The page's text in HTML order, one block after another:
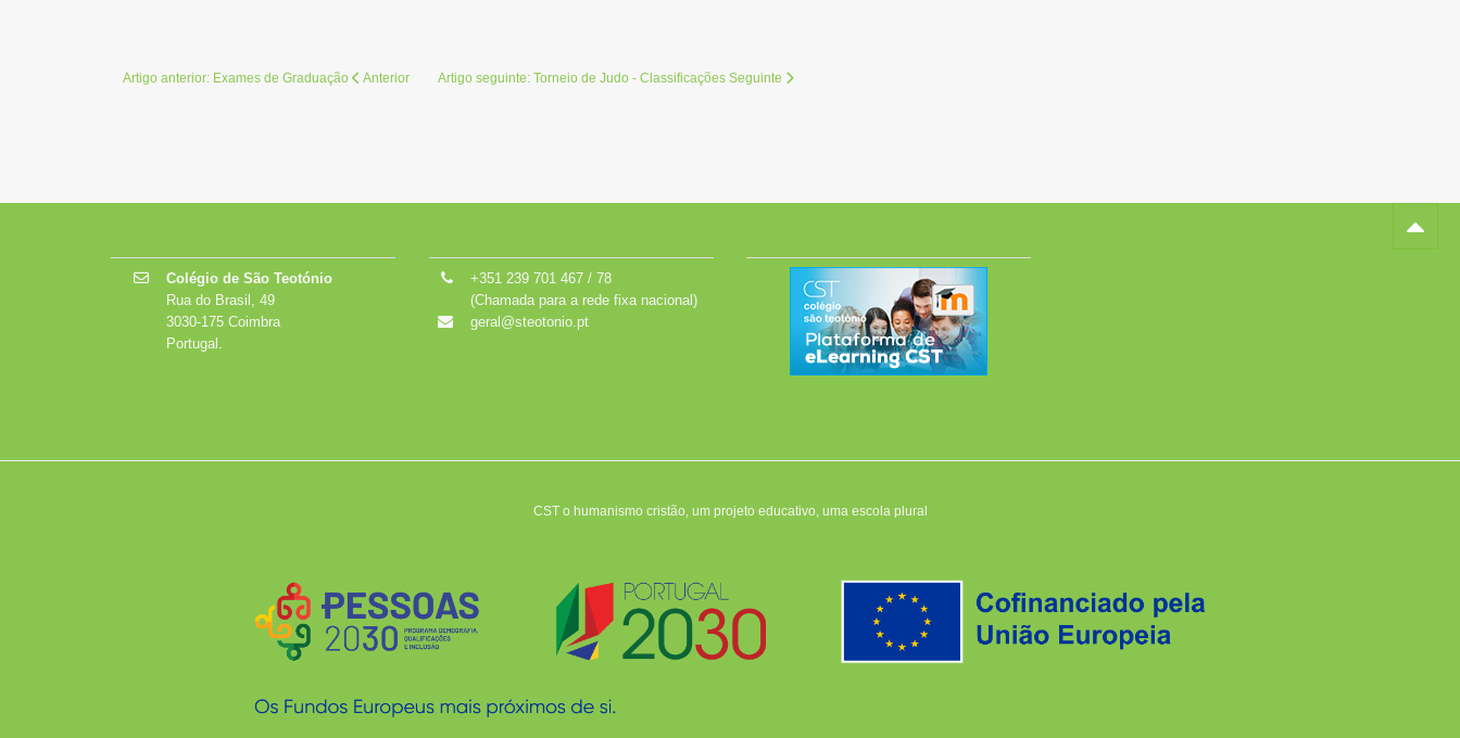
Artigo anterior: Exames de Graduação Anterior Artigo seguinte: Torneio de Judo - Classificações Seguinte
Colégio de São Teotónio
Rua do Brasil, 49
3030-175 Coimbra
Portugal.
+351 239 701 467 / 78
(Chamada para a rede fixa nacional)
geral@steotonio.pt
CST o humanismo cristão, um projeto educativo, uma escola plural